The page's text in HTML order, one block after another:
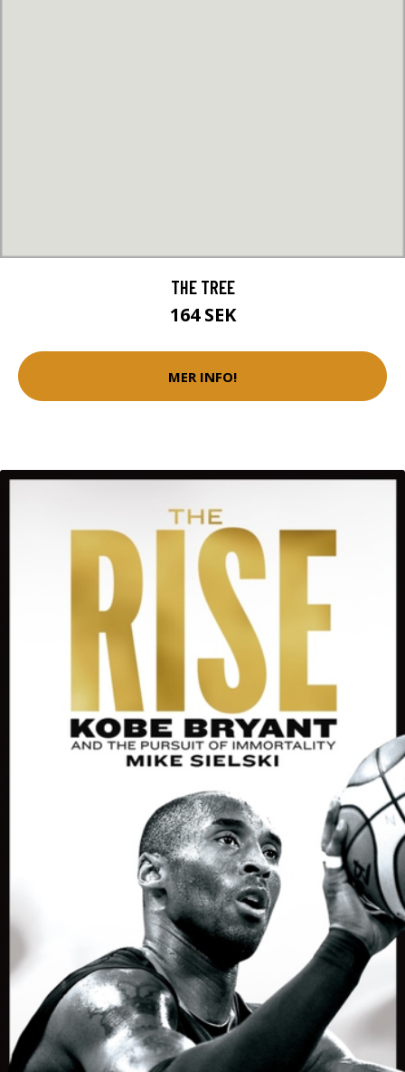
THE TREE
164 SEK
MER INFO!